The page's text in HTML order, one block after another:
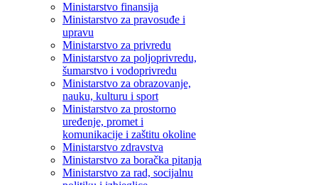
Ministarstvo finansija
Ministarstvo za pravosuđe i
upravu
Ministarstvo za privredu
Ministarstvo za poljoprivredu,
šumarstvo i vodoprivredu
Ministarstvo za obrazovanje,
nauku, kulturu i sport
Ministarstvo za prostorno
uređenje, promet i
komunikacije i zaštitu okoline
Ministarstvo zdravstva
Ministarstvo za boračka pitanja
Ministarstvo za rad, socijalnu